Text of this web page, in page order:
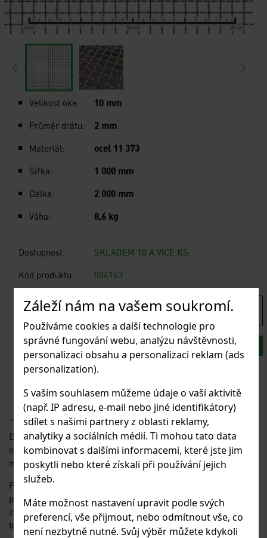
Záleží nám na vašem soukromí.
Používáme cookies a další technologie pro
správné fungování webu, analýzu návštěvnosti,
personalizaci obsahu a personalizaci reklam (ads
personalization).
S vaším souhlasem můžeme údaje o vaší aktivitě
(např. IP adresu, e-mail nebo jiné identifikátory)
sdílet s našimi partnery z oblasti reklamy,
analytiky a sociálních médií. Ti mohou tato data
kombinovat s dalšími informacemi, které jste jim
poskytli nebo které získali při používání jejich
služeb.
Máte možnost nastavení upravit podle svých
preferencí, vše přijmout, nebo odmítnout vše, co
není nezbytně nutné. Svůj výběr můžete kdykoli
Velikost oka:
10 mm
Průměr drátu:
2 mm
Materiál:
ocel 11 373
Šířka:
1 000 mm
Délka:
2 000 mm
Váha:
8,6 kg
Dostupnost:
SKLADEM 10 A VÍCE KS
Kód produktu:
004163
943 Kč 1 141 Kč
KS: DO KOŠÍKU
Budete nakupovat větší množství kusů?
Poptávkový formulář
Drátěná síta s volnější vazbou síta, velký poměr mezi velikostí
oka a průměrem drátu. Síto lze dodat v rolích nebo formátech
max. do šíře 2000mm.
Použití: do plotových rámů; kryty; zábrany; dělící stěny; stěny
přepravních palet, regálů; kovový nábytek; schodišťové
zábradlí; klece pro chov; třídicí síta; architektura; zábrany pro
bazény apod.